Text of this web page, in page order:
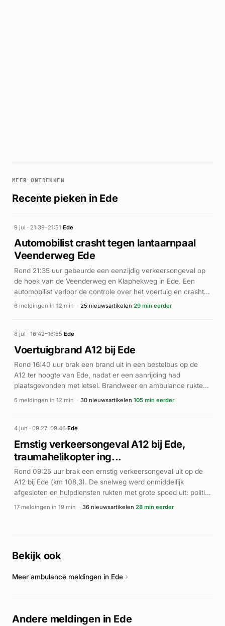
MEER ONTDEKKEN
Recente pieken in Ede
9 jul · 21:39–21:51·Ede
Automobilist crasht tegen lantaarnpaal
Veenderweg Ede
Rond 21:35 uur gebeurde een eenzijdig verkeersongeval op
de hoek van de Veenderweg en Klaphekweg in Ede. Een
automobilist verloor de controle over het voertuig en crashte
tegen een lantaarnpaal. De politie en brandweer rukten met
details over het aantal slachtoffers en de ernst ervan
beperkt. De hulpdiensten hebben de situatie onder controle
gebracht. De exacte oorzaak van het eenzijdige ongeval is
niet bekend gemeld.
6 meldingen in 12 min · 25 nieuwsartikelen 29 min eerder
8 jul · 16:42–16:55·Ede
Voertuigbrand A12 bij Ede
Rond 16:40 uur brak een brand uit in een bestelbus op de
A12 ter hoogte van Ede, nadat er een aanrijding had
plaatsgevonden met letsel. Brandweer en ambulance rukten
met spoed uit naar de locatie (P1). Het voertuig stond in
kilometerslange file, met name in de richting van Arnhem. De
brand werd ter plaatse geblust. Over het aantal gewonden en
de exacte afloop zijn geen verdere details bekend.
6 meldingen in 12 min · 30 nieuwsartikelen 105 min eerder
4 jun · 09:27–09:46·Ede
Ernstig verkeersongeval A12 bij Ede,
traumahelikopter ing...
Rond 09:25 uur brak een ernstig verkeersongeval uit op de
A12 bij Ede (km 108,3). De snelweg werd onmiddellijk
afgesloten en hulpdiensten rukten met grote spoed uit: politie,
brandweer en meerdere ambulances ter plaatse, gevolgd
bleef uren afgesloten voor bergings- en
vertraging op rond deze tijd.
17 meldingen in 19 min · 36 nieuwsartikelen 28 min eerder
Bekijk ook
Meer ambulance meldingen in Ede→
Andere meldingen in Ede